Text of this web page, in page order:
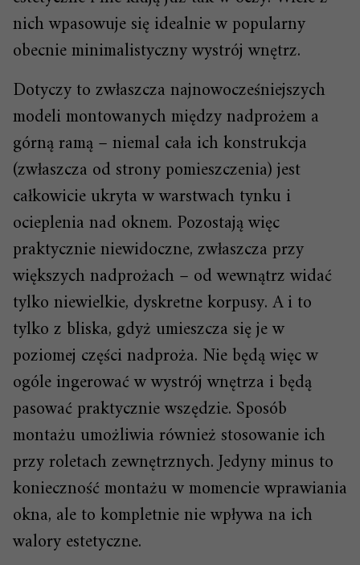
nich wpasowuje się idealnie w popularny
obecnie minimalistyczny wystrój wnętrz.
Dotyczy to zwłaszcza najnowocześniejszych
modeli montowanych między nadprożem a
górną ramą – niemal cała ich konstrukcja
(zwłaszcza od strony pomieszczenia) jest
całkowicie ukryta w warstwach tynku i
ocieplenia nad oknem. Pozostają więc
praktycznie niewidoczne, zwłaszcza przy
większych nadprożach – od wewnątrz widać
tylko niewielkie, dyskretne korpusy. A i to
tylko z bliska, gdyż umieszcza się je w
poziomej części nadproża. Nie będą więc w
ogóle ingerować w wystrój wnętrza i będą
pasować praktycznie wszędzie. Sposób
montażu umożliwia również stosowanie ich
przy roletach zewnętrznych. Jedyny minus to
konieczność montażu w momencie wprawiania
okna, ale to kompletnie nie wpływa na ich
walory estetyczne.